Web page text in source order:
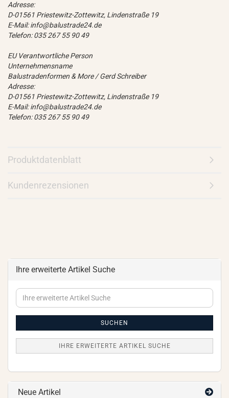
Adresse:
D-01561 Priestewitz-Zottewitz, Lindenstraße 19
E-Mail: info@balustrade24.de
Telefon: 035 267 55 90 49
EU Verantwortliche Person
Unternehmensname
Balustradenformen & More / Gerd Schreiber
Adresse:
D-01561 Priestewitz-Zottewitz, Lindenstraße 19
E-Mail: info@balustrade24.de
Telefon: 035 267 55 90 49
Produktdatenblatt
Kundenrezensionen
Ihre erweiterte Artikel Suche
Ihre
erweiterte
SUCHEN
IHRE ERWEITERTE ARTIKEL SUCHE
Neue Artikel